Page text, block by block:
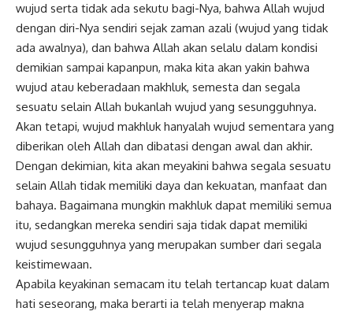
wujud serta tidak ada sekutu bagi-Nya, bahwa Allah wujud
dengan diri-Nya sendiri sejak zaman azali (wujud yang tidak
ada awalnya), dan bahwa Allah akan selalu dalam kondisi
demikian sampai kapanpun, maka kita akan yakin bahwa
wujud atau keberadaan makhluk, semesta dan segala
sesuatu selain Allah bukanlah wujud yang sesungguhnya.
Akan tetapi, wujud makhluk hanyalah wujud sementara yang
diberikan oleh Allah dan dibatasi dengan awal dan akhir.
Dengan dekimian, kita akan meyakini bahwa segala sesuatu
selain Allah tidak memiliki daya dan kekuatan, manfaat dan
bahaya. Bagaimana mungkin makhluk dapat memiliki semua
itu, sedangkan mereka sendiri saja tidak dapat memiliki
wujud sesungguhnya yang merupakan sumber dari segala
keistimewaan.
Apabila keyakinan semacam itu telah tertancap kuat dalam
hati seseorang, maka berarti ia telah menyerap makna